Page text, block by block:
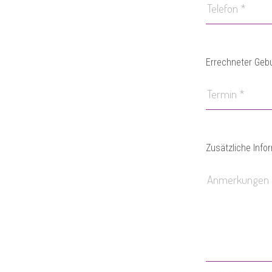
Errechneter
Zusätzliche